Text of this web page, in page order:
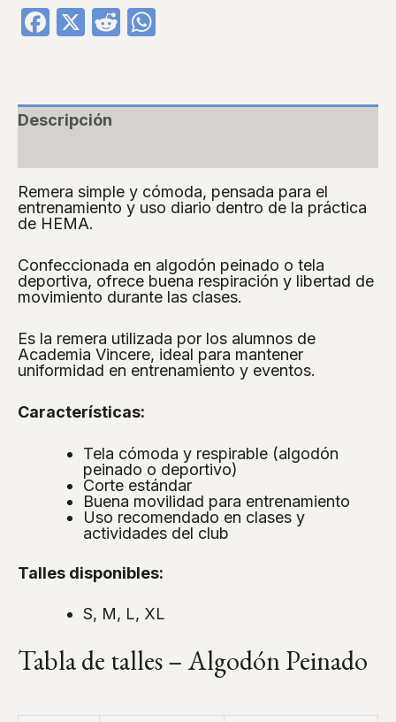
Facebook
X Reddit
Descripción
Remera simple y cómoda, pensada para el
entrenamiento y uso diario dentro de la práctica
de HEMA.
Confeccionada en algodón peinado o tela
deportiva, ofrece buena respiración y libertad de
movimiento durante las clases.
Es la remera utilizada por los alumnos de
Academia Vincere, ideal para mantener
uniformidad en entrenamiento y eventos.
Características:
Tela cómoda y respirable (algodón
peinado o deportivo)
Corte estándar
Buena movilidad para entrenamiento
Uso recomendado en clases y
actividades del club
Talles disponibles:
S, M, L, XL
Tabla de talles – Algodón Peinado